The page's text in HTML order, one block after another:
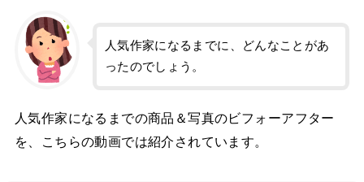
人気作家になるまでに、どんなことがあ
ったのでしょう。
人気作家になるまでの商品＆写真のビフォーアフター
を、こちらの動画では紹介されています。